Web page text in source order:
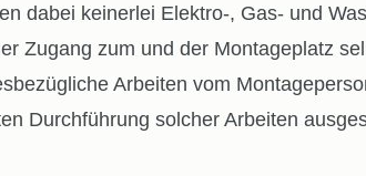
dabei keinerlei Elektro-, Gas- und
Zugang zum und der Montageplatz
Arbeiten vom
Durchführung solcher Arbeiten